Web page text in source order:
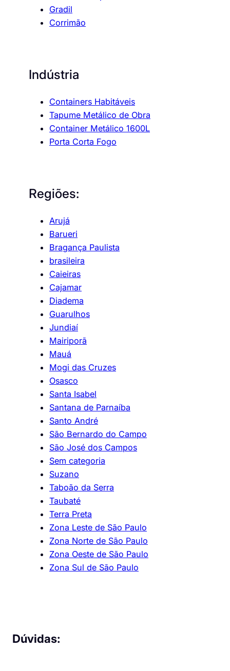
Gradil
Corrimão
Indústria
Containers Habitáveis
Tapume Metálico de Obra
Container Metálico 1600L
Porta Corta Fogo
Regiões:
Arujá
Barueri
Bragança Paulista
brasileira
Caieiras
Cajamar
Diadema
Guarulhos
Jundiaí
Mairiporã
Mauá
Mogi das Cruzes
Osasco
Santa Isabel
Santana de Parnaíba
Santo André
São Bernardo do Campo
São José dos Campos
Sem categoria
Suzano
Taboão da Serra
Taubaté
Terra Preta
Zona Leste de São Paulo
Zona Norte de São Paulo
Zona Oeste de São Paulo
Zona Sul de São Paulo
Dúvidas: